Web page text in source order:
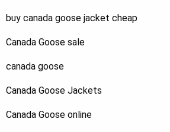
buy canada goose jacket cheap
Canada Goose sale
canada goose
Canada Goose Jackets
Canada Goose online